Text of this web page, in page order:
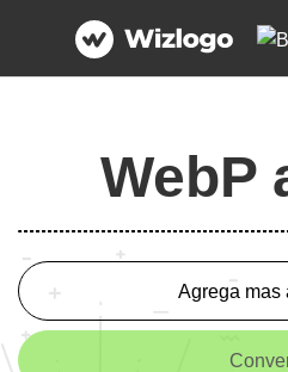
WebP
Agrega mas